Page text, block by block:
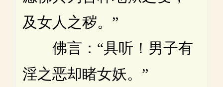
及女人之秽。”
佛言：“具听！男子有
淫之恶却睹女妖。”